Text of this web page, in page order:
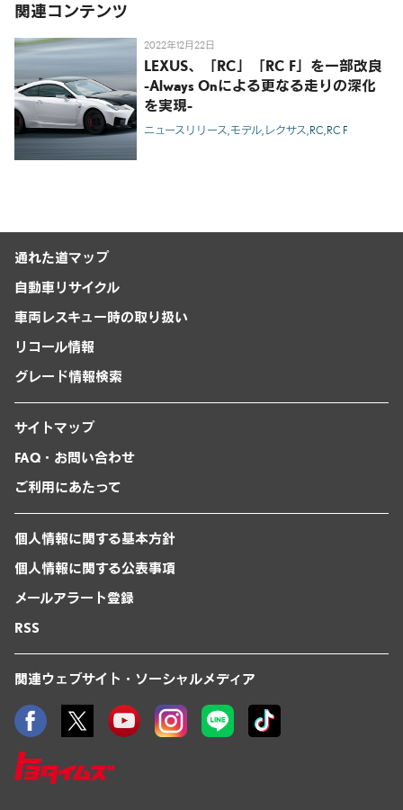
関連コンテンツ
2022年12月22日
LEXUS、「RC」「RC F」を一部改良
-Always Onによる更なる走りの深化
を実現-
ニュースリリース モデル レクサス RC RC F
通れた道マップ
自動車リサイクル
車両レスキュー時の取り扱い
リコール情報
グレード情報検索
サイトマップ
FAQ・お問い合わせ
ご利用にあたって
個人情報に関する基本方針
個人情報に関する公表事項
メールアラート登録
RSS
関連ウェブサイト・ソーシャルメディア